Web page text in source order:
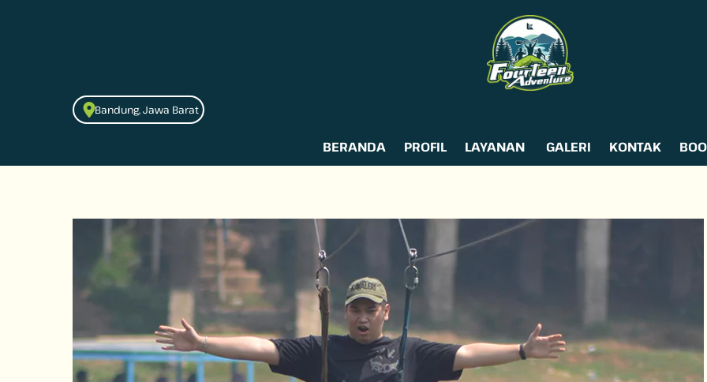
BERANDA PROFIL LAYANAN GALERI KONTAK
Bandung, Jawa Barat
To
Top